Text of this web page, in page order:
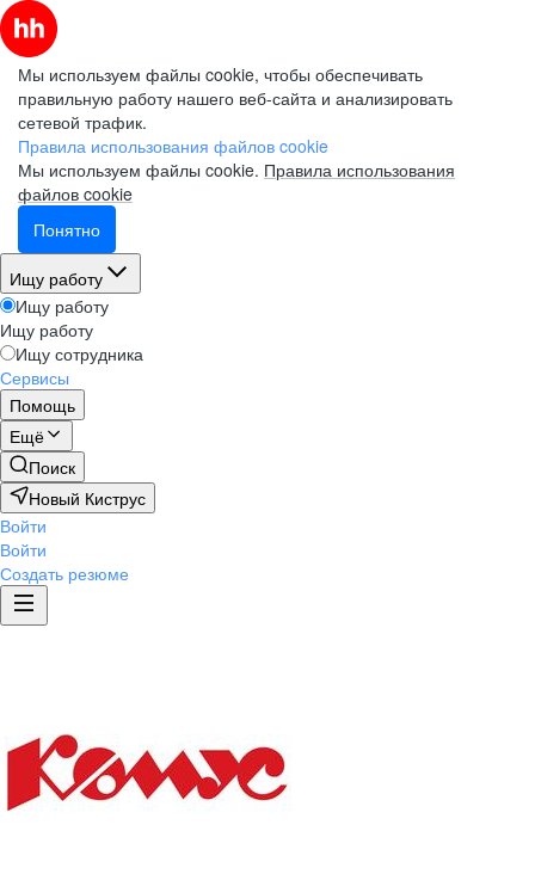
Мы используем файлы cookie, чтобы обеспечивать
правильную работу нашего веб-сайта и анализировать
сетевой трафик.
Правила использования файлов cookie
Мы используем файлы cookie. Правила использования
файлов cookie
Понятно
Ищу работу
Ищу работу
Ищу работу
Ищу сотрудника
Сервисы
Помощь
Ещё
Поиск
Новый Киструс
Войти
Войти
Создать резюме